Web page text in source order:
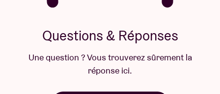
Questions & Réponses
Une question ? Vous trouverez sûrement la
réponse ici.